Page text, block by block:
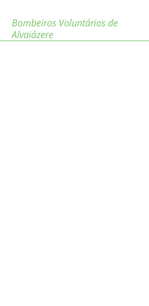
Bombeiros Voluntários de
Alvaiázere